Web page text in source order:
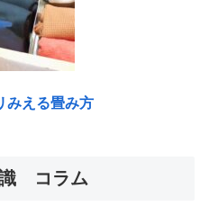
える畳み方
コラム